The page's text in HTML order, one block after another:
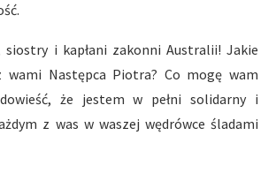
siostry i kapłani zakonni Australii! Jakie
wami Następca Piotra? Co mogę wam
że jestem w pełni solidarny i
z was w waszej wędrówce śladami